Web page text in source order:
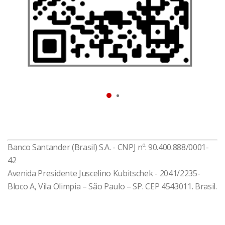
que você entenda melhor sua vida financeira e tome
as melhores decisões relacionadas a crédito,
situação do seu CPF, gastos, recebimentos, limites e
rendas.
Baixe agora e resolva o que você precisa!
Banco Santander (Brasil) S.A. - CNPJ nº: 90.400.888/0001-
42
Avenida Presidente Juscelino Kubitschek - 2041/2235-
Bloco A, Vila Olimpia – São Paulo – SP. CEP 4543011. Brasil.